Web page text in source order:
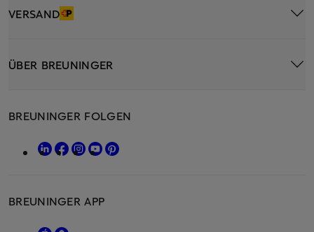
VERSAND
ÜBER BREUNINGER
BREUNINGER FOLGEN
BREUNINGER APP